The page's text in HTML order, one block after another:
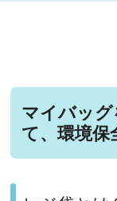
マイバッ
て、環境保